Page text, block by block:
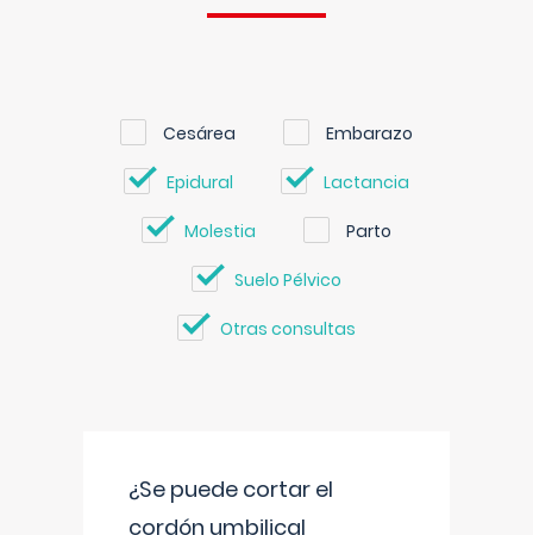
Cesárea Embarazo
Epidural Lactancia
Molestia Parto
Suelo Pélvico
Otras consultas
¿Se puede cortar el
cordón umbilical